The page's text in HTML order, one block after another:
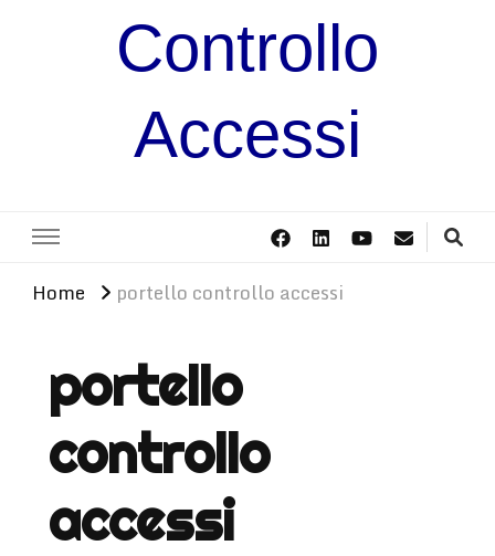
Controllo
Accessi
Home portello controllo accessi
portello
controllo
accessi